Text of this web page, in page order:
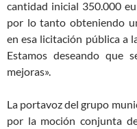
cantidad inicial 350.000
por lo tanto obteniendo
en esa licitación pública a
Estamos deseando que
mejoras».
La portavoz del grupo
por la moción conjunta